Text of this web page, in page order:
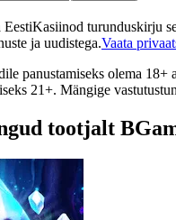
EestiKasiinod turunduskirju
ja uudistega.Vaata
panustamiseks olema 18+
21+. Mängige
tootjalt